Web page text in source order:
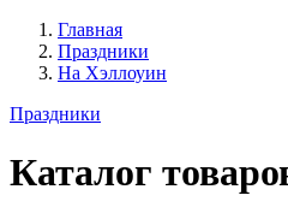
Главная
Праздники
На Хэллоуин
Праздники
Каталог